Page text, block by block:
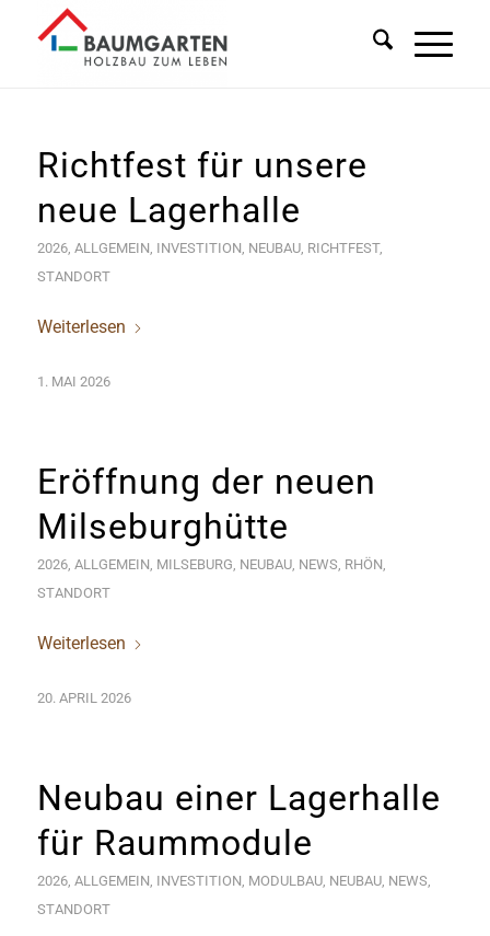
Richtfest für unsere
neue Lagerhalle
2026, ALLGEMEIN, INVESTITION, NEUBAU, RICHTFEST,
STANDORT
Weiterlesen
1. MAI 2026
Eröffnung der neuen
Milseburghütte
2026, ALLGEMEIN, MILSEBURG, NEUBAU, NEWS, RHÖN,
STANDORT
Weiterlesen
20. APRIL 2026
Neubau einer Lagerhalle
für Raummodule
2026, ALLGEMEIN, INVESTITION, MODULBAU, NEUBAU, NEWS,
STANDORT